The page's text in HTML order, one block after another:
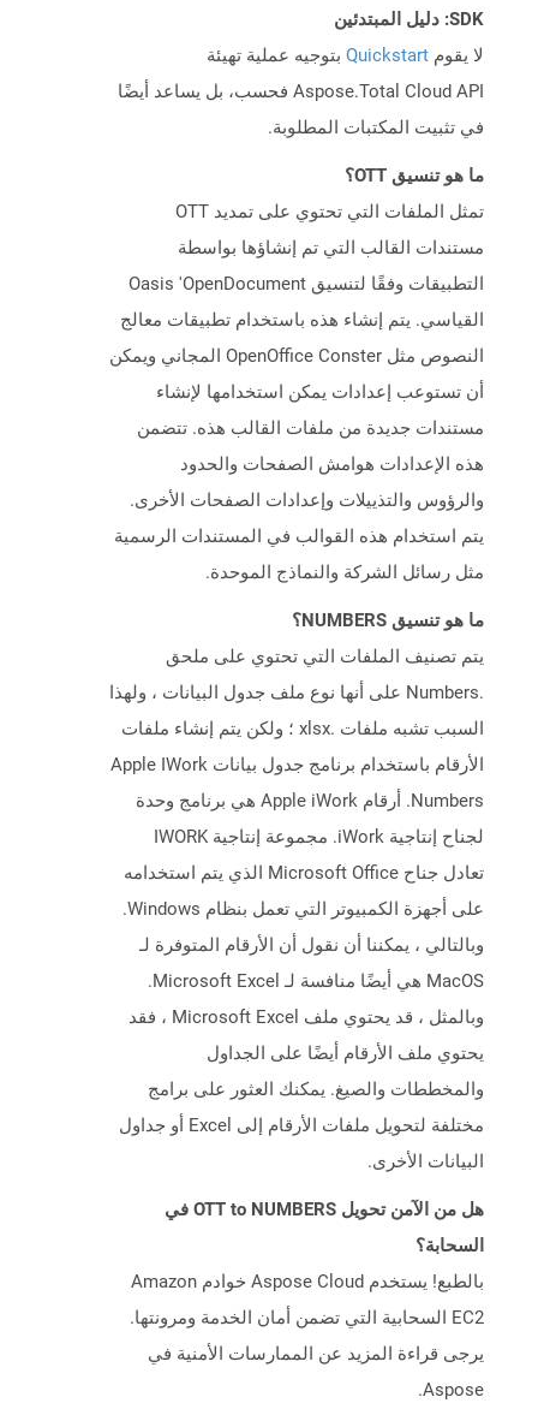
SDK: دليل المبتدئين
لا يقوم Quickstart بتوجيه عملية تهيئة
Aspose.Total Cloud API فحسب، بل يساعد أيضًا
في تثبيت المكتبات المطلوبة.
ما هو تنسيق OTT؟
تمثل الملفات التي تحتوي على تمديد OTT
مستندات القالب التي تم إنشاؤها بواسطة
التطبيقات وفقًا لتنسيق Oasis 'OpenDocument
القياسي. يتم إنشاء هذه باستخدام تطبيقات معالج
النصوص مثل OpenOffice Conster المجاني ويمكن
أن تستوعب إعدادات يمكن استخدامها لإنشاء
مستندات جديدة من ملفات القالب هذه. تتضمن
هذه الإعدادات هوامش الصفحات والحدود
والرؤوس والتذييلات وإعدادات الصفحات الأخرى.
يتم استخدام هذه القوالب في المستندات الرسمية
مثل رسائل الشركة والنماذج الموحدة.
ما هو تنسيق NUMBERS؟
يتم تصنيف الملفات التي تحتوي على ملحق
.Numbers على أنها نوع ملف جدول البيانات ، ولهذا
السبب تشبه ملفات .xlsx ؛ ولكن يتم إنشاء ملفات
الأرقام باستخدام برنامج جدول بيانات Apple IWork
Numbers. أرقام Apple iWork هي برنامج وحدة
لجناح إنتاجية iWork. مجموعة إنتاجية IWORK
تعادل جناح Microsoft Office الذي يتم استخدامه
على أجهزة الكمبيوتر التي تعمل بنظام Windows.
وبالتالي ، يمكننا أن نقول أن الأرقام المتوفرة لـ
MacOS هي أيضًا منافسة لـ Microsoft Excel.
وبالمثل ، قد يحتوي ملف Microsoft Excel ، فقد
يحتوي ملف الأرقام أيضًا على الجداول
والمخططات والصيغ. يمكنك العثور على برامج
مختلفة لتحويل ملفات الأرقام إلى Excel أو جداول
البيانات الأخرى.
هل من الآمن تحويل OTT to NUMBERS في
السحابة؟
بالطبع! يستخدم Aspose Cloud خوادم Amazon
EC2 السحابية التي تضمن أمان الخدمة ومرونتها.
يرجى قراءة المزيد عن الممارسات الأمنية في
Aspose.